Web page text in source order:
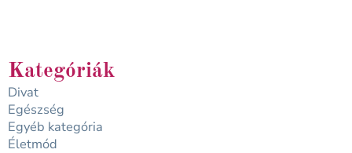
Kategóriák
Divat
Egészség
Egyéb kategória
Életmód